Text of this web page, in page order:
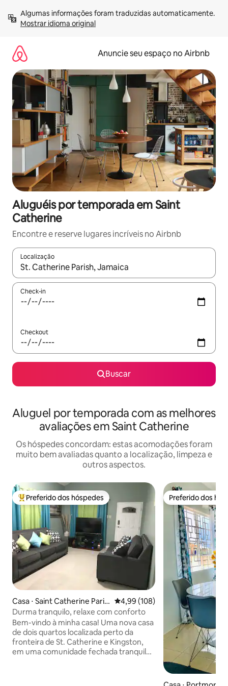
para
Mostrar idioma original
Anuncie seu espaço no Airbnb
Aluguéis por temporada em Saint
Catherine
Encontre e reserve lugares incríveis no Airbnb
Localização
Quando os resultados estiverem disponíveis, explore-os
Check-in
Checkout
Buscar
Aluguel por temporada com as melhores
avaliações em Saint Catherine
Os hóspedes concordam: estas acomodações foram
muito bem avaliadas quanto a localização, limpeza e
outros aspectos.
Entre os melhores preferidos dos hóspedes
Preferido dos hóspedes
Casa ⋅ Saint Catherine Paris
h
4,99 de uma avaliação média de
4,99 (108)
Durma tranquilo, relaxe com conforto
Bem-vindo à minha casa! Uma nova casa
de dois quartos localizada perto da
fronteira de St. Catherine e Kingston,
em uma comunidade fechada tranquila
Preferido dos
Preferido dos